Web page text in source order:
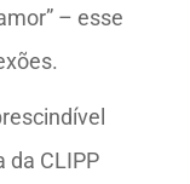
– esse
da CLIPP